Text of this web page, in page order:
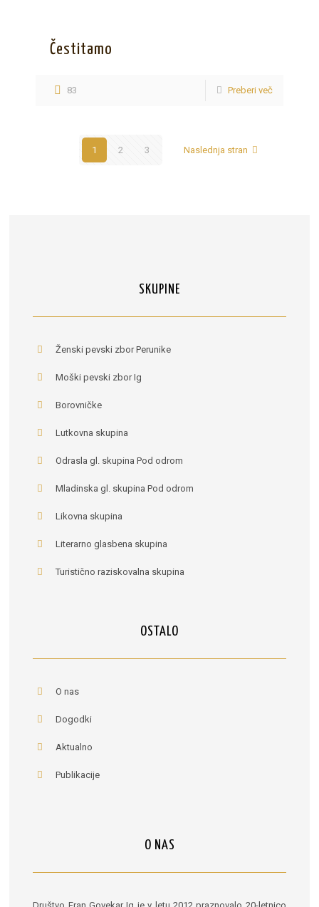
Čestitamo
83 Preberi več
1 2 3 Naslednja stran
SKUPINE
Ženski pevski zbor Perunike
Moški pevski zbor Ig
Borovničke
Lutkovna skupina
Odrasla gl. skupina Pod odrom
Mladinska gl. skupina Pod odrom
Likovna skupina
Literarno glasbena skupina
Turistično raziskovalna skupina
OSTALO
O nas
Dogodki
Aktualno
Publikacije
O NAS